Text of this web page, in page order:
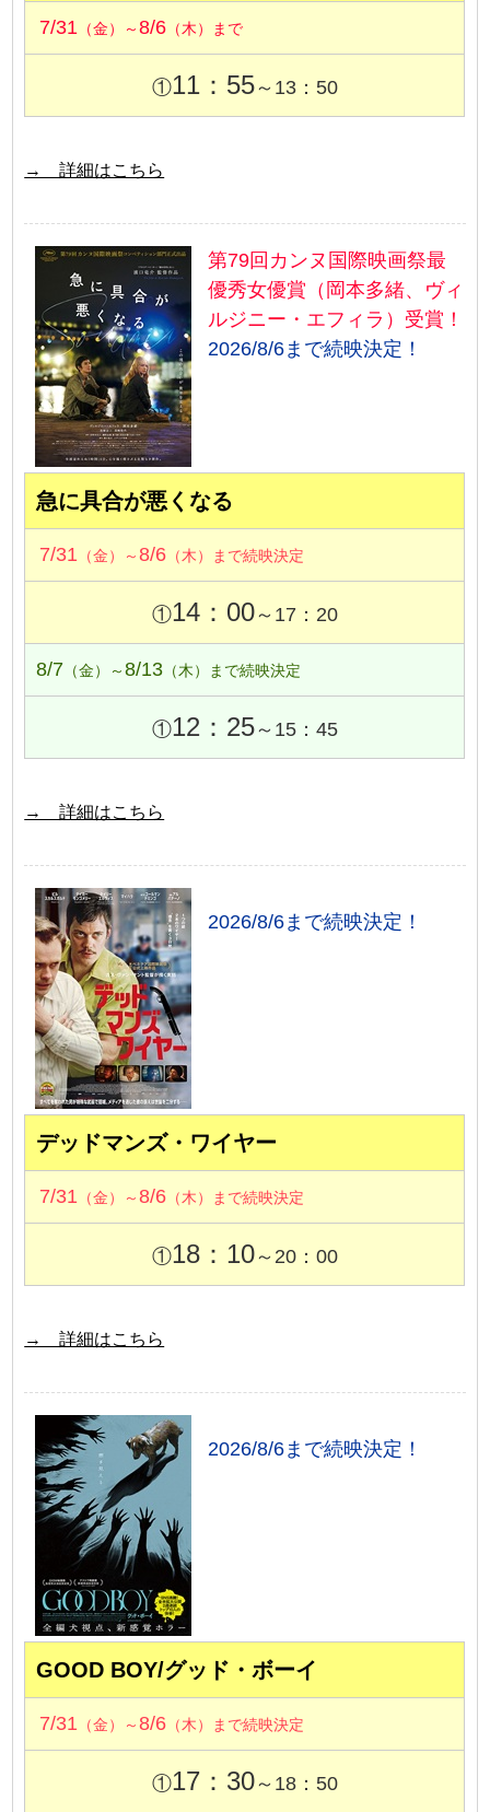
7/31 （金）～8/6 （木）まで
①11：55～13：50
→ 詳細はこちら
第79回カンヌ国際映画祭最
優秀女優賞（岡本多緒、ヴィ
ルジニー・エフィラ）受賞！
2026/8/6まで続映決定！
急に具合が悪くなる
7/31 （金）～8/6 （木）まで続映決定
①14：00～17：20
8/7 （金）～8/13 （木）まで続映決定
①12：25～15：45
→ 詳細はこちら
2026/8/6まで続映決定！
デッドマンズ・ワイヤー
7/31 （金）～8/6 （木）まで続映決定
①18：10～20：00
→ 詳細はこちら
2026/8/6まで続映決定！
GOOD BOY/グッド・ボーイ
7/31 （金）～8/6 （木）まで続映決定
①17：30～18：50